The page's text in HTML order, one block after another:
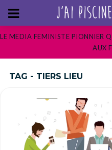
LE MEDIA FEMINISTE PIONNIER
AUX
TAG - TIERS LIEU